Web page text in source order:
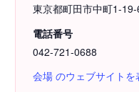
東京都町田市中町1-
電話番号
042-721-0688
会場 のウェブサイトを